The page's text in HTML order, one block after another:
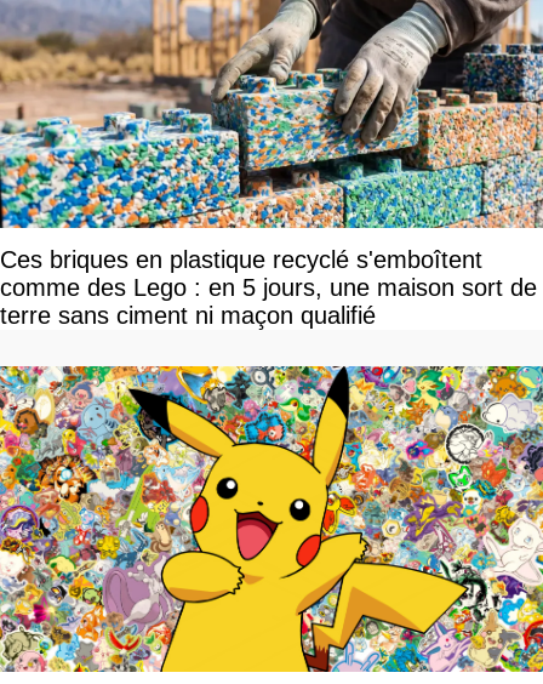
Ces briques en plastique recyclé s'emboîtent
comme des Lego : en 5 jours, une maison sort de
terre sans ciment ni maçon qualifié